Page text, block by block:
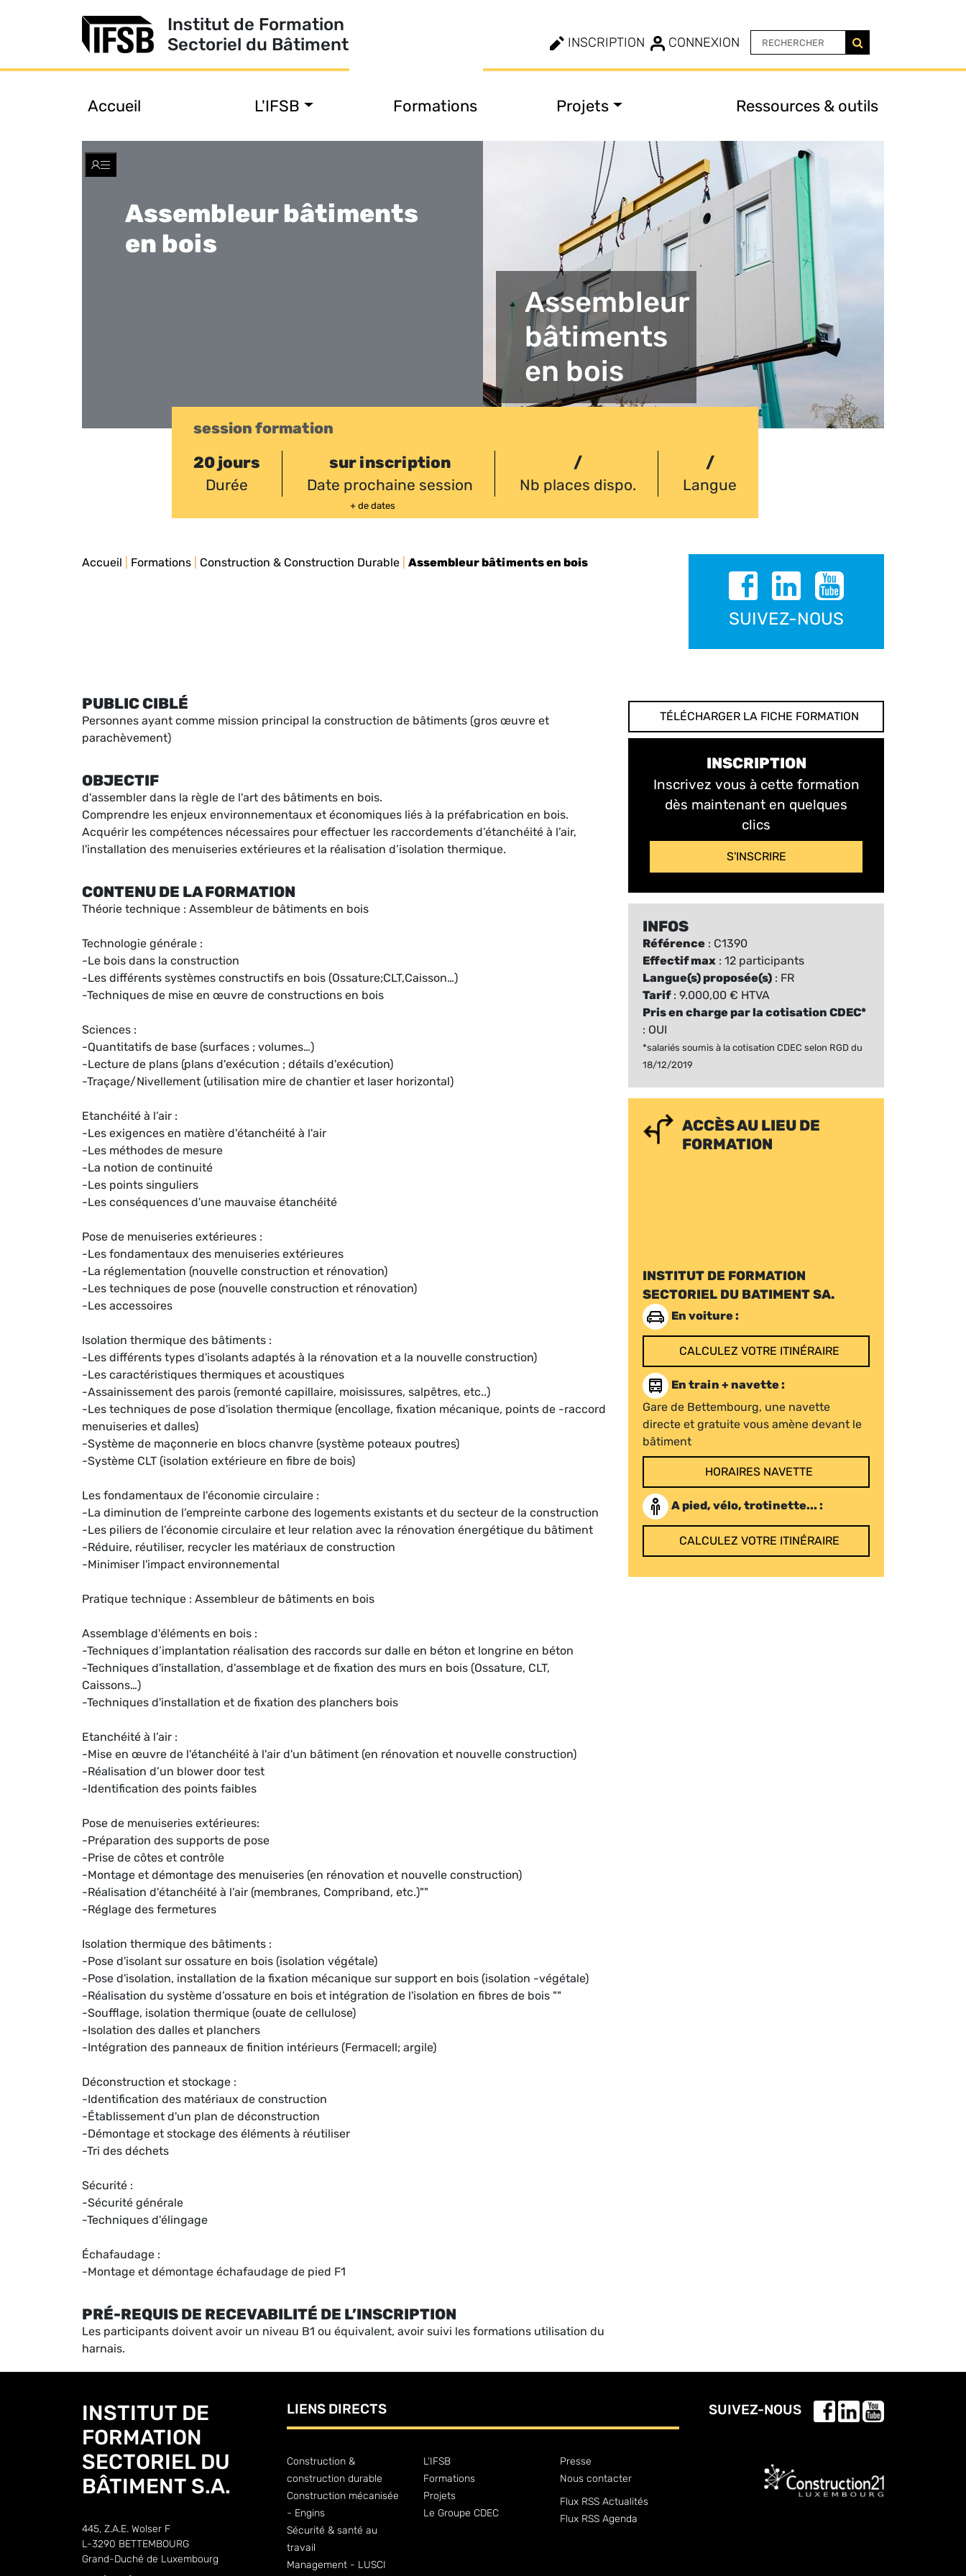
Institut de Formation
Sectoriel du Bâtiment
INSCRIPTION CONNEXION
Accueil L'IFSB Formations Projets Ressources & outils
Toggle
Assembleur bâtiments
en bois
Assembleur
bâtiments
en bois
session formation
20 jours
Durée
sur inscription
Date prochaine session
+ de dates
/
Nb places dispo.
/
Langue
Accueil Formations Construction & Construction Durable Assembleur bâtiments en bois
SUIVEZ-NOUS
PUBLIC CIBLÉ
Personnes ayant comme mission principal la construction de bâtiments (gros œuvre et
parachèvement)
OBJECTIF
d'assembler dans la règle de l'art des bâtiments en bois.
Comprendre les enjeux environnementaux et économiques liés à la préfabrication en bois.
Acquérir les compétences nécessaires pour effectuer les raccordements d’étanchéité à l’air,
l'installation des menuiseries extérieures et la réalisation d’isolation thermique.
CONTENU DE LA FORMATION
Théorie technique : Assembleur de bâtiments en bois
Technologie générale :
-Le bois dans la construction
-Les différents systèmes constructifs en bois (Ossature;CLT,Caisson…)
-Techniques de mise en œuvre de constructions en bois
Sciences :
-Quantitatifs de base (surfaces ; volumes…)
-Lecture de plans (plans d'exécution ; détails d'exécution)
-Traçage/Nivellement (utilisation mire de chantier et laser horizontal)
Etanchéité à l’air :
-Les exigences en matière d'étanchéité à l'air
-Les méthodes de mesure
-La notion de continuité
-Les points singuliers
-Les conséquences d'une mauvaise étanchéité
Pose de menuiseries extérieures :
-Les fondamentaux des menuiseries extérieures
-La réglementation (nouvelle construction et rénovation)
-Les techniques de pose (nouvelle construction et rénovation)
-Les accessoires
Isolation thermique des bâtiments :
-Les différents types d'isolants adaptés à la rénovation et a la nouvelle construction)
-Les caractéristiques thermiques et acoustiques
-Assainissement des parois (remonté capillaire, moisissures, salpêtres, etc..)
-Les techniques de pose d'isolation thermique (encollage, fixation mécanique, points de -raccord
menuiseries et dalles)
-Système de maçonnerie en blocs chanvre (système poteaux poutres)
-Système CLT (isolation extérieure en fibre de bois)
Les fondamentaux de l'économie circulaire :
-La diminution de l’empreinte carbone des logements existants et du secteur de la construction
-Les piliers de l’économie circulaire et leur relation avec la rénovation énergétique du bâtiment
-Réduire, réutiliser, recycler les matériaux de construction
-Minimiser l'impact environnemental
Pratique technique : Assembleur de bâtiments en bois
Assemblage d'éléments en bois :
-Techniques d’implantation réalisation des raccords sur dalle en béton et longrine en béton
-Techniques d'installation, d'assemblage et de fixation des murs en bois (Ossature, CLT,
Caissons…)
-Techniques d'installation et de fixation des planchers bois
Etanchéité à l’air :
-Mise en œuvre de l'étanchéité à l'air d'un bâtiment (en rénovation et nouvelle construction)
-Réalisation d’un blower door test
-Identification des points faibles
Pose de menuiseries extérieures:
-Préparation des supports de pose
-Prise de côtes et contrôle
-Montage et démontage des menuiseries (en rénovation et nouvelle construction)
-Réalisation d'étanchéité à l’air (membranes, Compriband, etc.)""
-Réglage des fermetures
Isolation thermique des bâtiments :
-Pose d'isolant sur ossature en bois (isolation végétale)
-Pose d'isolation, installation de la fixation mécanique sur support en bois (isolation -végétale)
-Réalisation du système d’ossature en bois et intégration de l'isolation en fibres de bois ""
-Soufflage, isolation thermique (ouate de cellulose)
-Isolation des dalles et planchers
-Intégration des panneaux de finition intérieurs (Fermacell; argile)
Déconstruction et stockage :
-Identification des matériaux de construction
-Établissement d'un plan de déconstruction
-Démontage et stockage des éléments à réutiliser
-Tri des déchets
Sécurité :
-Sécurité générale
-Techniques d'élingage
Échafaudage :
-Montage et démontage échafaudage de pied F1
PRÉ-REQUIS DE RECEVABILITÉ DE L’INSCRIPTION
Les participants doivent avoir un niveau B1 ou équivalent, avoir suivi les formations utilisation du
harnais.
TÉLÉCHARGER LA FICHE FORMATION
INSCRIPTION
Inscrivez vous à cette formation
dès maintenant en quelques
clics
S'INSCRIRE
INFOS
Référence : C1390
Effectif max : 12 participants
Langue(s) proposée(s) : FR
Tarif: 9.000,00 € HTVA
Pris en charge par la cotisation CDEC*
: OUI
*salariés soumis à la cotisation CDEC selon RGD du
18/12/2019
ACCÈS AU LIEU DE
FORMATION
INSTITUT DE FORMATION
SECTORIEL DU BATIMENT SA.
En voiture :
CALCULEZ VOTRE ITINÉRAIRE
En train + navette :
Gare de Bettembourg, une navette
directe et gratuite vous amène devant le
bâtiment
HORAIRES NAVETTE
A pied, vélo, trotinette... :
CALCULEZ VOTRE ITINÉRAIRE
INSTITUT DE
FORMATION
SECTORIEL DU
BÂTIMENT S.A.
445, Z.A.E. Wolser F
L-3290 BETTEMBOURG
Grand-Duché de Luxembourg
LIENS DIRECTS
Construction &
construction durable
Construction mécanisée
- Engins
Sécurité & santé au
travail
Management - LUSCI
L’IFSB
Formations
Projets
Le Groupe CDEC
Presse
Nous contacter
Flux RSS Actualités
Flux RSS Agenda
SUIVEZ-NOUS